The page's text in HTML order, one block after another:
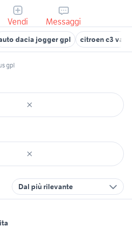
Vendi Messaggi
dacia jogger gpl citroen c3 van
gpl
Dal più rilevante